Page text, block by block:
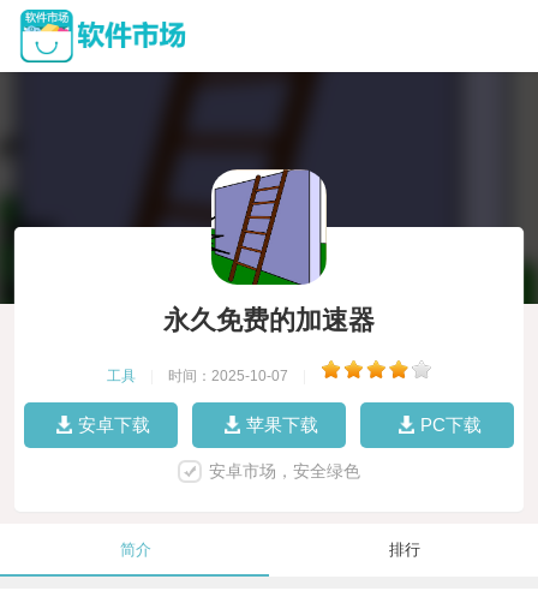
永久免费的加速器
工具 时间：2025-10-07
安卓下载 苹果下载 PC下载
安卓市场，安全绿色
简介 排行